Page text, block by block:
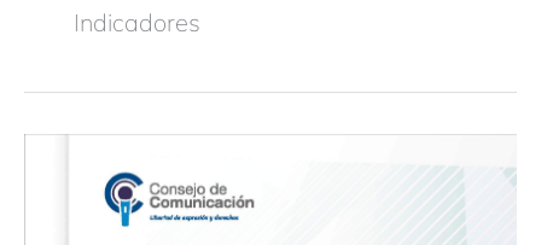
Indicadores